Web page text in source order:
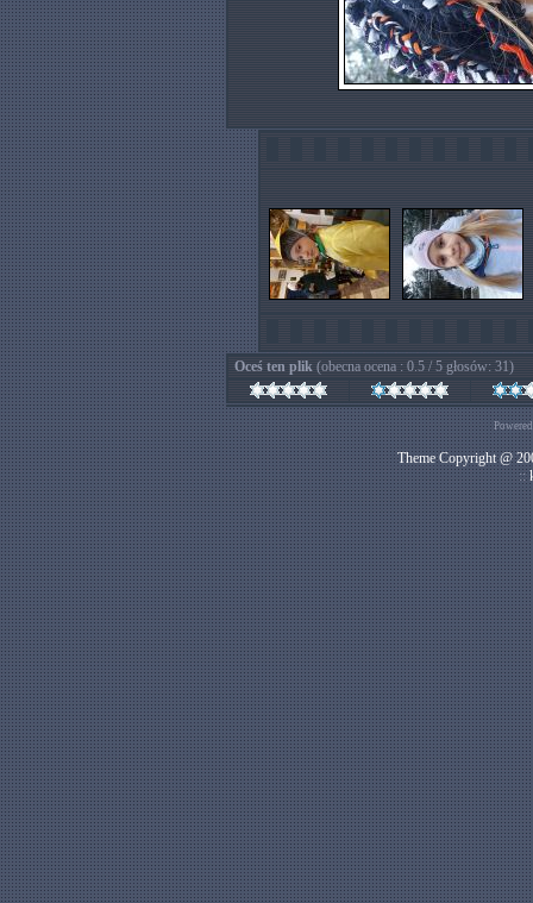
Oceś ten plik (obecna ocena : 0.5 / 5 głosów: 31)
Theme Copyright @
::